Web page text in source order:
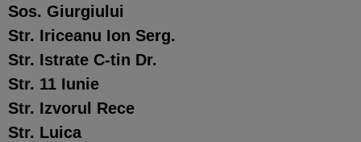
Sos. Giurgiului
Str. Iriceanu Ion Serg.
Str. Istrate C-tin Dr.
Str. 11 Iunie
Str. Izvorul Rece
Str. Luica